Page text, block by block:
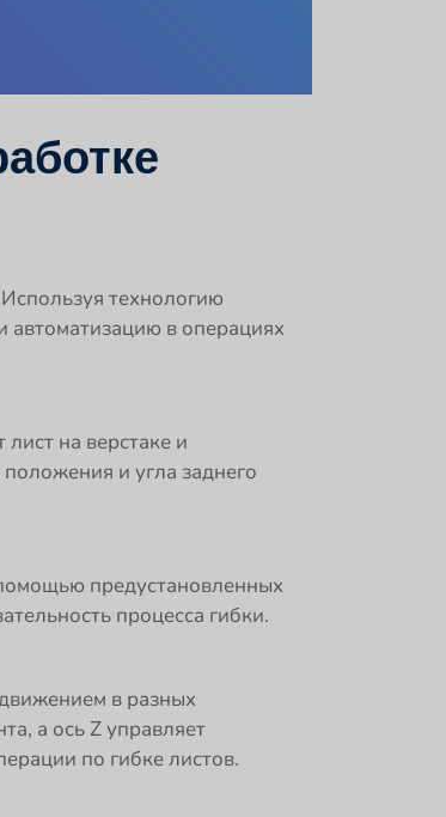
технологию
автоматизацию в операциях
на верстаке и
и угла заднего
предустановленных
процесса гибки.
в разных
а ось Z управляет
по гибке листов.